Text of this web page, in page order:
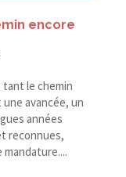
encore
tant le chemin
avancée, un
années
reconnues,